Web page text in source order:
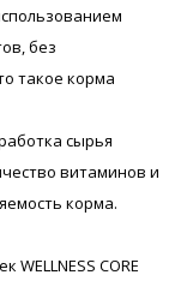
без
такое корма
сырья
витаминов и
корма.
CORE